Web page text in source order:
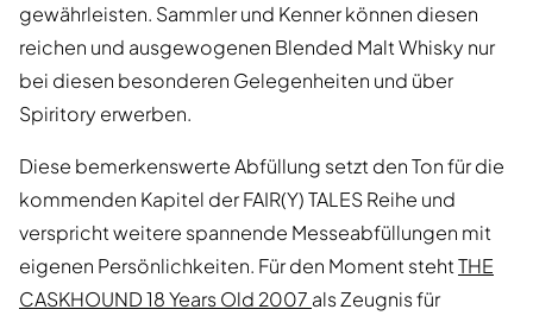
gewährleisten. Sammler und Kenner können diesen
reichen und ausgewogenen Blended Malt Whisky nur
bei diesen besonderen Gelegenheiten und über
Spiritory erwerben.
Diese bemerkenswerte Abfüllung setzt den Ton für die
kommenden Kapitel der FAIR(Y) TALES Reihe und
verspricht weitere spannende Messeabfüllungen mit
eigenen Persönlichkeiten. Für den Moment stehtTHE
CASKHOUND 18 Years Old 2007 als Zeugnis für